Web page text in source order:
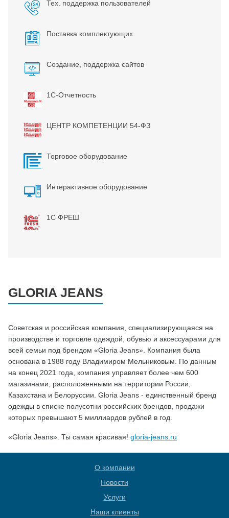
Тех. поддержка пользователей
Поставка комплектующих
Создание, поддержка сайтов
1С-Отчетность
ЦЕНТР КОМПЕТЕНЦИИ 54-ФЗ
Торговое оборудование
Интерактивное оборудование
1С ФРЕШ
GLORIA JEANS
Советская и российская компания, специализирующаяся на
производстве и торговле одеждой, обувью и аксессуарами для
всей семьи под брендом «Gloria Jeans». Компания была
основана в 1988 году Владимиром Мельниковым. По данным
на конец 2021 года, компания управляет более чем 600
магазинами, расположенными на территории России,
Казахстана и Белоруссии. Gloria Jeans - единственный бренд
одежды в списке полусотни российских брендов, продажи
которых превышают 5 миллиардов рублей в год.
«Gloria Jeans». Ты самая красивая! gloria-jeans.ru
О компании
Новости
Услуги
Наши клиенты